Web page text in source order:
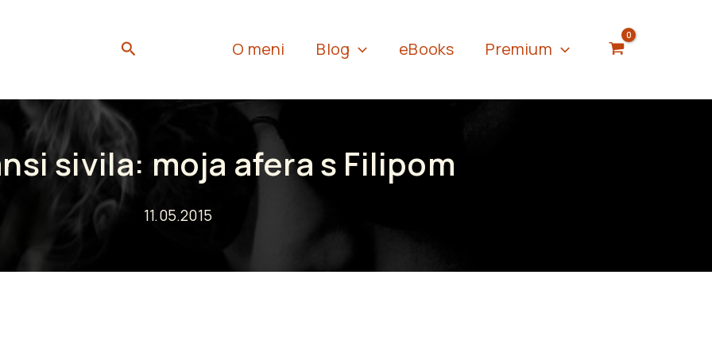
Search O meni Blog eBooks Premium
sivila: moja afera s Filipom
11.05.2015